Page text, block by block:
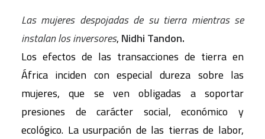
Las mujeres despojadas de su tierra mientras se
instalan los inversores, Nidhi Tandon.
Los efectos de las transacciones de tierra en
África inciden con especial dureza sobre las
mujeres, que se ven obligadas a soportar
presiones de carácter social, económico y
ecológico. La usurpación de las tierras de labor,